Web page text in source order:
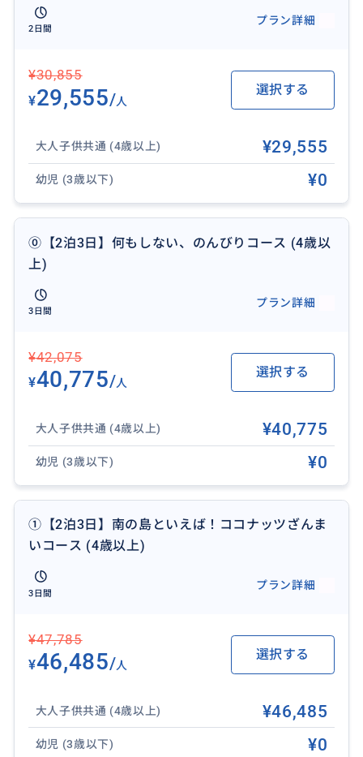
・風を感じながらの島マッサージ
・ロムロムという植物を使った伝統的なコースター作
・ココナッツオイル作り体験
包みます。
その絶景を目の前に、海辺で楽しむ「ドラム缶風呂体
験」で身も心もリラックス。
滞在中には、地元の新鮮な食材を使ったお食事が4回つ
いています。
夕焼け、満天の星空、そして水平線から昇る朝日――
宿泊するからこそ味わえる「豊かな時間」を、カオハ
2日間
プラン詳細
¥30,855
¥29,555/人
選択する
大人子供共通 (4歳以上) ¥29,555
幼児 (3歳以下) ¥0
⓪【2泊3日】何もしない、のんびりコース (4歳以
上)
3日間
プラン詳細
¥42,075
¥40,775/人
選択する
大人子供共通 (4歳以上) ¥40,775
幼児 (3歳以下) ¥0
①【2泊3日】南の島といえば！ココナッツざんま
いコース (4歳以上)
3日間
プラン詳細
¥47,785
¥46,485/人
選択する
大人子供共通 (4歳以上) ¥46,485
幼児 (3歳以下) ¥0